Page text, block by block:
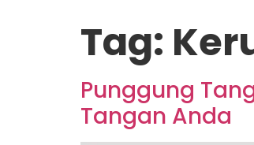
Tag:
Punggung
Tangan Anda